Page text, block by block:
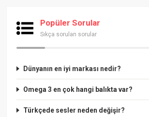
Popüler Sorular
Sıkça sorulan sorular
Dünyanın en iyi markası nedir?
Omega 3 en çok hangi balıkta var?
Türkçede sesler neden değişir?